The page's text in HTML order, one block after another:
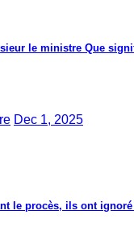
le ministre Que
Dec 1, 2025
le procès, ils ont